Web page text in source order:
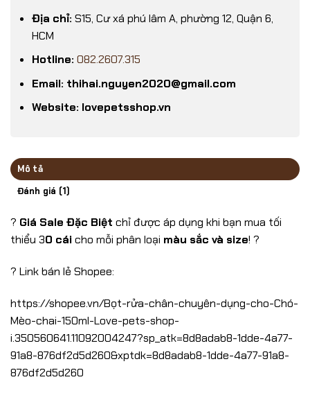
Địa chỉ: S15, Cư xá phú lâm A, phường 12, Quận 6,
HCM
Hotline: 082.2607.315
Email: thihai.nguyen2020@gmail.com
Website: lovepetsshop.vn
Mô tả
Đánh giá (1)
? Giá Sale Đặc Biệt chỉ được áp dụng khi bạn mua tối
thiểu 30 cáicho mỗi phân loại màu sắc và size! ?
? Link bán lẻ Shopee:
https://shopee.vn/Bọt-rửa-chân-chuyên-dụng-cho-Chó-
Mèo-chai-150ml-Love-pets-shop-
i.350560641.11092004247?sp_atk=8d8adab8-1dde-4a77-
91a8-876df2d5d260&xptdk=8d8adab8-1dde-4a77-91a8-
876df2d5d260